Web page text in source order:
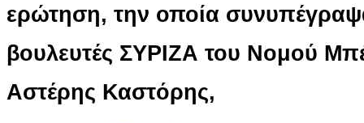
ερώτηση, την οποία
βουλευτές ΣΥΡΙΖΑ του Νομού
Αστέρης Καστόρης,